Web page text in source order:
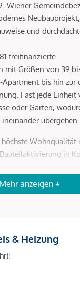
Wiener
und
freifinanzierte
mit Größen von 39
bis hin zur
Fast jede Einheit
oder Garten,
übergehen.
Wohnqualität
in
Photovoltaikanlage
und macht das
– ruhige
Mehr anzeigen +
& Heizung